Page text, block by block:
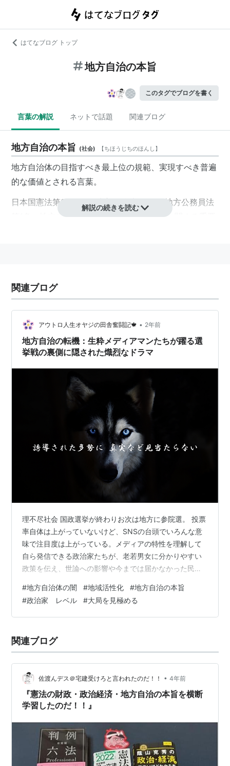
はてなブログ トップ
地方自治の本旨
このタグでブログを書く
言葉の解説 ネットで話題 関連ブログ
地方自治の本旨 (社会) 【ちほうじちのほんし 】
地方自治体の目指すべき最上位の規範、実現すべき普遍
的な価値とされる言葉。
日本国憲法第92条 及び 地方自治法
地方公務員法
地方交付税法第1条などの地方自治に関する重要
日本国憲法 第九十二条
律でこれを定める。
一般的な学説では、『地方自治の本旨』とは、「地方自
民自治」の２つの要素からなるとされている。
団体自治:国から独立した地方自治体を認め、その自
治体の自らの権限と責任において地域の行政を処理
するという原則のこと。
住民自治:地方における行政を行う場合にその自治体
の住民の意思と責任に基づいて行政を行うという原
地方自治の本旨
』という言葉には、２つの
意味の「自治」の概念が、含まれていることになる。こ
の２つは、しばしば、車の両輪に喩えられ、一方の実現
のためには他方の拡充が求められるという関係を持つ。
いわゆる地方分権において進展したのは、自治体の権限
の拡充（団体自治）にかたよっているとされ、住民自治
の実現（わかりやすい言葉でいえば、身近な民主主義の
実現）が、今日、要請されている。
解説の続きを読む
関連ブログ
アウトロ人生オヤジの田舎奮闘記🍁 • 2年前
地方自治の転機：生粋メディアマンたちが躍る選
挙戦の裏側に隠された熾烈なドラマ
理不尽社会 国政選挙が終わりお次は地方に参院選。 投票
率自体は上がっていないけど、SNSの台頭でいろんな意
味で注目度は上がっている。メディアの特性を理解して
自ら発信できる政治家たちが、老若男女に分かりやすい
政策を伝え、世論への影響や今までは届かなかった民意
に大事な発信すら委託している拝金権力者は、ようやく
国民審判に晒される風潮になって来た。。 メディアは操
作されている SNSは誹謗中傷の温床 etc 保守系現役大臣
なのだけど、 この対極メディアの役割が双方監視や自浄
作用が働いていくと、 今後の…
#地方自治体の闇 #地域活性化 #地方自治の本旨
#政治家 レベル #大局を見極める
関連ブログ
佐渡んデス＠宅建受けろと言われたのだ！！ • 4年前
『憲法の財政・政治経済・地方自治の本旨を横断
学習したのだ！！』